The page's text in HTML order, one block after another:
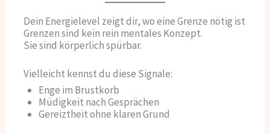
Dein Energielevel zeigt dir, wo eine Grenze nötig ist
Grenzen sind kein rein mentales Konzept.
Sie sind körperlich spürbar.
Vielleicht kennst du diese Signale:
Enge im Brustkorb
Müdigkeit nach Gesprächen
Gereiztheit ohne klaren Grund